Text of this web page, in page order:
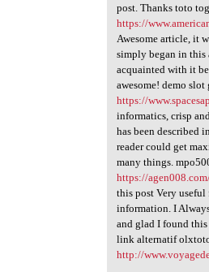
post. Thanks toto
https://
Awesome article, it
simply began in this
acquainted with it
awesome! demo slot
https://
informatics, crisp
has been described
reader could get
many things.
https://
this post Very
information. I
and glad I found
link alternatif
http://